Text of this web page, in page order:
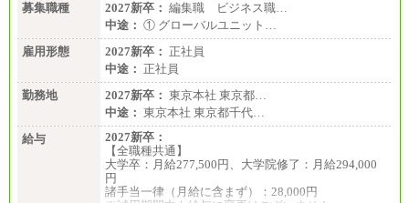
募集職種
2027新卒： 編集職 ビジネス職…
中途： ① グローバルユニット…
雇用形態
2027新卒： 正社員
中途： 正社員
勤務地
2027新卒： 東京本社 東京都…
中途： 東京本社 東京都千代…
給与
2027新卒：
【全職種共通】
大学卒：月給277,500円、大学院修了：月給294,000
円
諸手当一律（月給に含まず）：28,000円